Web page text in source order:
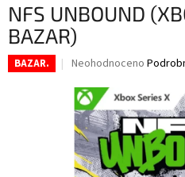
NFS UNBOUND
BAZAR)
BAZAR.
Průměrné
produktu
je
0,0
z
5
hvězdiček.
Neohodnoceno